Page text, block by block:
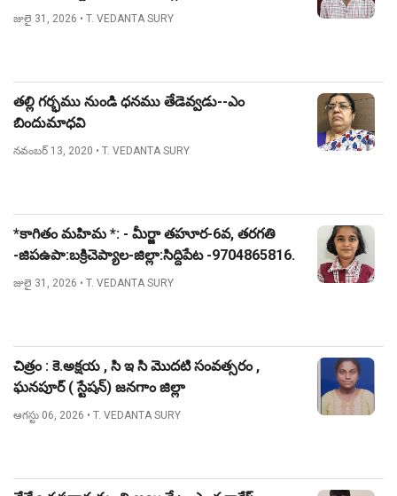
జులై 31, 2026 • T. VEDANTA SURY
తల్లి గర్భము నుండి ధనము తేడెవ్వడు--ఎం
బిందుమాధవి
నవంబర్ 13, 2020 • T. VEDANTA SURY
*కాగితం మహిమ *: - మీర్జా తహూర-6వ, తరగతి
-జిపఉపా:బక్రిచెప్యాల-జిల్లా:సిద్దిపేట -9704865816.
జులై 31, 2026 • T. VEDANTA SURY
చిత్రం : కె.అక్షయ , సి ఇ సి మొదటి సంవత్సరం ,
ఘనపూర్ ( స్టేషన్) జనగాం జిల్లా
ఆగస్టు 06, 2026 • T. VEDANTA SURY